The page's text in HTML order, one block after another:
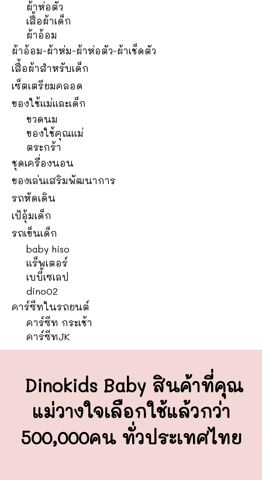
ผ้าห่อตัว
เสื้อผ้าเด็ก
ผ้าอ้อม
ผ้าอ้อม-ผ้าห่ม-ผ้าห่อตัว-ผ้าเช็ดตัว
เสื้อผ้าสำหรับเด็ก
เซ็ตเตรียมคลอด
ของใช้แม่และเด็ก
ขวดนม
ของใช้คุณแม่
ตระกร้า
ชุดเครื่องนอน
ของเล่นเสริมพัฒนาการ
รถหัดเดิน
เป้อุ้มเด็ก
รถเข็นเด็ก
baby hiso
แร็พเตอร์
เบบี้เซเลป
dino02
คาร์ซีทในรถยนต์
คาร์ซีท กระเช้า
คาร์ซีทJK
Dinokids Baby สินค้าที่คุณ
แม่วางใจเลือกใช้แล้วกว่า
500,000คน ทั่วประเทศไทย